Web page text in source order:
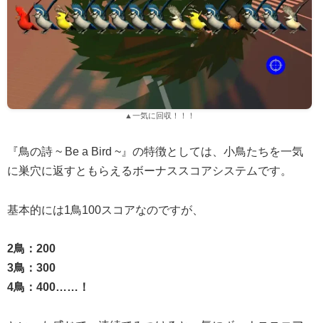
▲一気に回収！！！
『鳥の詩 ~ Be a Bird ~』の特徴としては、小鳥たちを一気
に巣穴に返すともらえるボーナススコアシステムです。
基本的には1鳥100スコアなのですが、
2鳥：200
3鳥：300
4鳥：400……！